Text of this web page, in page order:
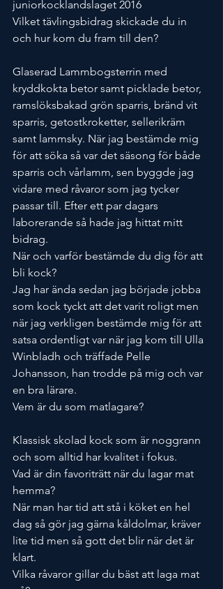
juniorkocklandslaget 2016
Vilket tävlingsbidrag skickade du in
och hur kom du fram till den?
Glaserad Lammbogsterrin med
kryddkokta betor samt picklade betor,
ramslöksbakad grön sparris, bränd vit
sparris, getostkroketter, sellerikräm
samt lammsky. När jag bestämde mig
för att söka så var det säsong för både
sparris och vårlamm, sen byggde jag
vidare med råvaror som jag tycker
passar till. Efter ett par dagars
laborerande så hade jag hittat mitt
bidrag.
När och varför bestämde du dig för att
bli kock?
Jag har ända sedan jag började jobba
som kock tyckt att det varit roligt men
när jag verkligen bestämde mig för att
satsa ordentligt var när jag kom till Ulla
Winbladh och träffade Pelle
Johansson, han trodde på mig och var
en bra lärare.
Vem är du som matlagare?
Klassisk skolad kock som är noggrann
och som alltid har kvalitet i fokus.
Vad är din favoriträtt när du lagar mat
hemma?
När man har tid att stå i köket en hel
dag så gör jag gärna kåldolmar, kräver
lite tid men så gott det blir när det är
klart.
Vilka råvaror gillar du bäst att laga mat